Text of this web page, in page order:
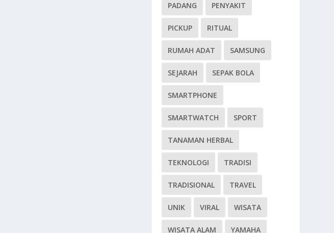
PADANG PENYAKIT
PICKUP RITUAL
RUMAH ADAT SAMSUNG
SEJARAH SEPAK BOLA
SMARTPHONE
SMARTWATCH SPORT
TANAMAN HERBAL
TEKNOLOGI TRADISI
TRADISIONAL TRAVEL
UNIK VIRAL WISATA
WISATA ALAM YAMAHA